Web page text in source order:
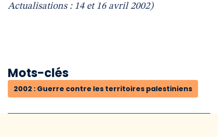
Actualisations : 14 et 16 avril 2002)
Mots-clés
2002 : Guerre contre les territoires palestiniens